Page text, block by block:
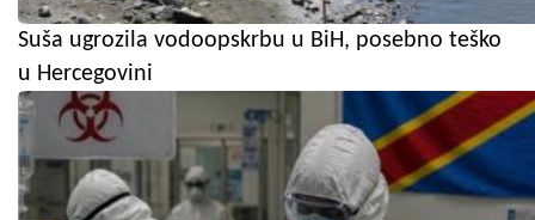
Suša ugrozila vodoopskrbu u BiH, posebno teško
u Hercegovini